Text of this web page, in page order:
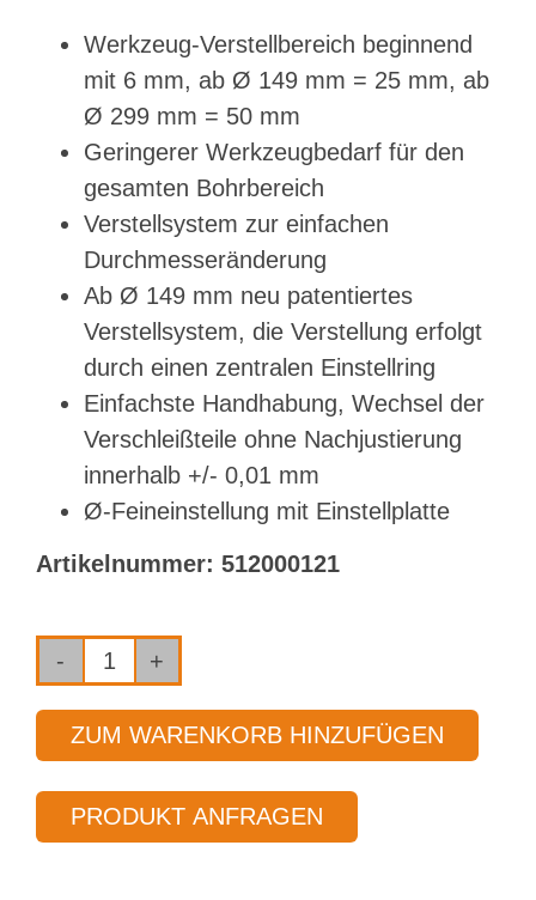
Werkzeug-Verstellbereich beginnend
mit 6 mm, ab Ø 149 mm = 25 mm, ab
Ø 299 mm = 50 mm
Geringerer Werkzeugbedarf für den
gesamten Bohrbereich
Verstellsystem zur einfachen
Durchmesseränderung
Ab Ø 149 mm neu patentiertes
Verstellsystem, die Verstellung erfolgt
durch einen zentralen Einstellring
Einfachste Handhabung, Wechsel der
Verschleißteile ohne Nachjustierung
innerhalb +/- 0,01 mm
Ø-Feineinstellung mit Einstellplatte
Artikelnummer: 512000121
System
BTA
Typ
35B
Ø
ZUM WARENKORB HINZUFÜGEN
PRODUKT ANFRAGEN